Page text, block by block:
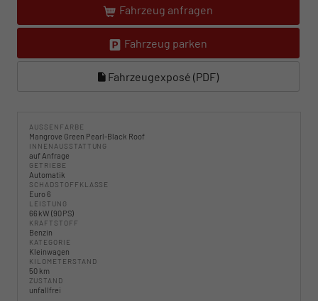
Fahrzeug anfragen
Fahrzeug parken
Fahrzeugexposé (PDF)
AUSSENFARBE
Mangrove Green Pearl-Black Roof
INNENAUSSTATTUNG
auf Anfrage
GETRIEBE
Automatik
SCHADSTOFFKLASSE
Euro 6
LEISTUNG
66 kW (90 PS)
KRAFTSTOFF
Benzin
KATEGORIE
Kleinwagen
KILOMETERSTAND
50 km
ZUSTAND
unfallfrei